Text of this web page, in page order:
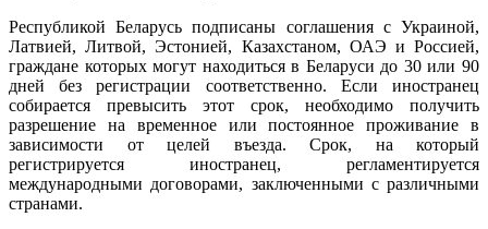
Республикой Беларусь подписаны соглашения с Украиной,
Латвией, Литвой, Эстонией, Казахстаном, ОАЭ и Россией,
граждане которых могут находиться в Беларуси до 30 или 90
дней без регистрации соответственно. Если иностранец
собирается превысить этот срок, необходимо получить
разрешение на временное или постоянное проживание в
зависимости от целей въезда. Срок, на который
регистрируется иностранец, регламентируется
международными договорами, заключенными с различными
странами.